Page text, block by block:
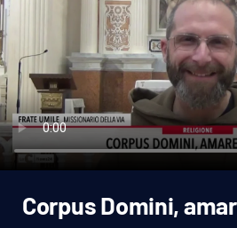
Politica
Attualità
Economia e lavoro
Italia Mondo
Corpus Domini,